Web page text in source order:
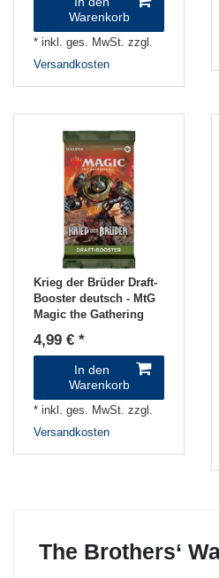
Warenkorb
*inkl. ges. MwSt. zzgl.
Versandkosten
Krieg der Brüder Draft-
Booster deutsch - MtG
Magic the Gathering
4,99 € *
In den
Warenkorb
*inkl. ges. MwSt. zzgl.
Versandkosten
The Brothers‘